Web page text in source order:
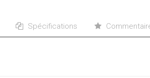
Spécifications